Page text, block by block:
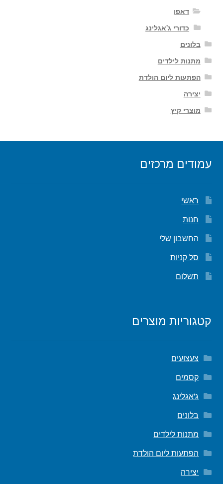
דאפו
כדורי ג'אגלינג
בלונים
מתנות לילדים
הפתעות ליום הולדת
יצירה
מוצרי קיץ
עמודים מרכזים
ראשי
חנות
החשבון שלי
סל קניות
תשלום
קטגוריות מוצרים
צעצועים
קסמים
ג'אגלינג
בלונים
מתנות לילדים
הפתעות ליום הולדת
יצירה